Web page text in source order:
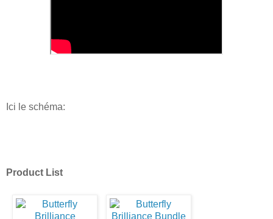
Ici le schéma:
Product List